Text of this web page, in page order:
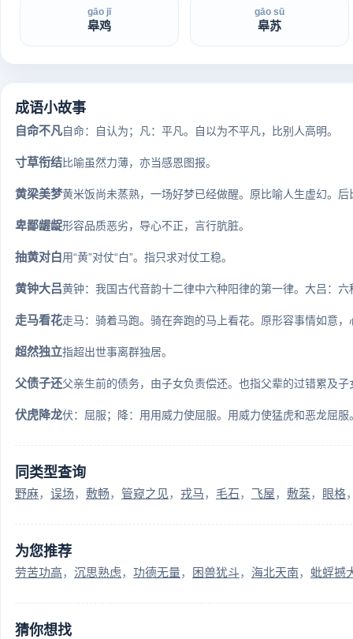
gāo jī
皋鸡
gāo sū
皋苏
成语小故事
自命不凡自命：自认为；凡：平凡。自以为不平凡，比别人高明。
寸草衔结比喻虽然力薄，亦当感恩图报。
黄梁美梦黄米饭尚未蒸熟，一场好梦已经做醒。原比喻人生虚幻。
卑鄙龌龊形容品质恶劣，导心不正，言行肮脏。
抽黄对白用“黄”对仗“白”。指只求对仗工稳。
黄钟大吕黄钟：我国古代音韵十二律中六种阳律的第一律。大吕：
走马看花走马：骑着马跑。骑在奔跑的马上看花。原形容事情如意
超然独立指超出世事离群独居。
父债子还父亲生前的债务，由子女负责偿还。也指父辈的过错累及子
伏虎降龙伏：屈服；降：用用威力使屈服。用威力使猛虎和恶龙屈
同类型查询
野麻 误场 敷畅 管窥之见 戎马 毛石 飞屋 敷棻 眼格
为您推荐
劳苦功高 沉思熟虑 功德无量 困兽犹斗 海北天南 蚍蜉撼
猜你想找